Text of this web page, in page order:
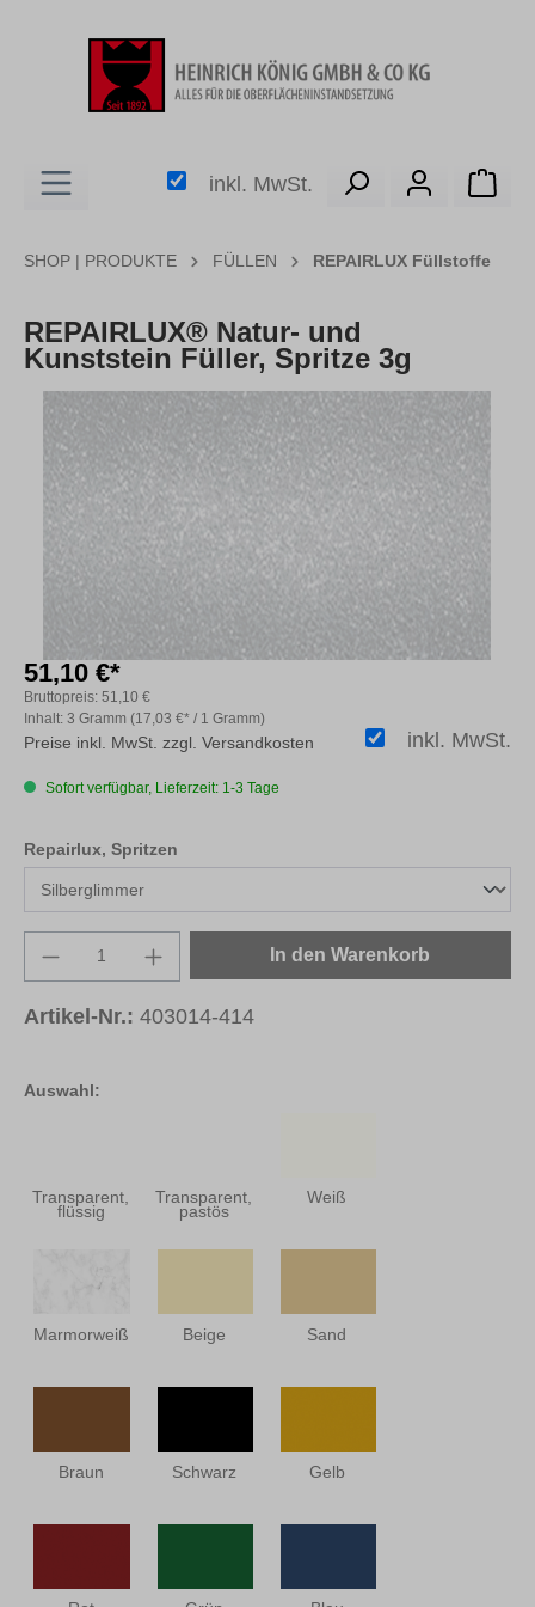
inkl. MwSt.
SHOP | PRODUKTE FÜLLEN REPAIRLUX Füllstoffe
REPAIRLUX® Natur- und
Kunststein Füller, Spritze 3g
Bildergalerie überspringen
Auswahl:
Transparent,
flüssig
Transparent,
pastös
Weiß
Marmorweiß Beige Sand
Braun Schwarz Gelb
51,10 €*
Inhalt: 3 Gramm (17,03 €* / 1 Gramm)
Bruttopreis: 51,10 €
inkl. MwSt.
Preise inkl. MwSt. zzgl. Versandkosten
Sofort verfügbar, Lieferzeit: 1-3 Tage
Repairlux, Spritzen
Produkt Anzahl: Gib den gewünschten
In den Warenkorb
Artikel-Nr.: 403014-414